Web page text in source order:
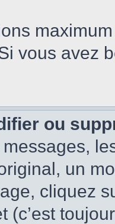
vous avez
ou
un
cliquez
(c’est